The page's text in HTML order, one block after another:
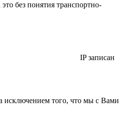
без понятия транспортно-
IP записан
исключением того, что мы с Вами